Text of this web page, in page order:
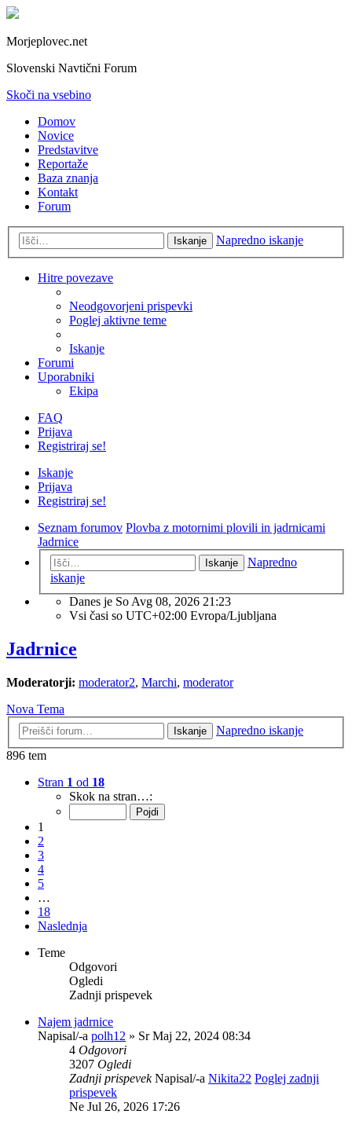
Morjeplovec.net
Slovenski Navtični Forum
Skoči na vsebino
Domov
Novice
Predstavitve
Reportaže
Baza znanja
Kontakt
Forum
Iskanje Napredno iskanje
Hitre povezave
Neodgovorjeni prispevki
Poglej aktivne teme
Iskanje
Forumi
Uporabniki
Ekipa
FAQ
Prijava
Registriraj se!
Iskanje
Prijava
Registriraj se!
Seznam forumov Plovba z motornimi plovili in jadrnicami
Jadrnice
Iskanje
Napredno
iskanje
Danes je So Avg 08, 2026 21:23
Vsi časi so UTC+02:00 Evropa/Ljubljana
Jadrnice
Moderatorji: moderator2, Marchi, moderator
Nova Tema
Iskanje
Napredno iskanje
896 tem
Stran 1 od 18
Skok na stran…:
1
2
3
4
5
…
18
Naslednja
Teme
Odgovori
Ogledi
Zadnji prispevek
Najem jadrnice
Napisal/-a polh12 » Sr Maj 22, 2024 08:34
4 Odgovori
3207 Ogledi
Zadnji prispevekNapisal/-a Nikita22 Poglej zadnji
prispevek
Ne Jul 26, 2026 17:26